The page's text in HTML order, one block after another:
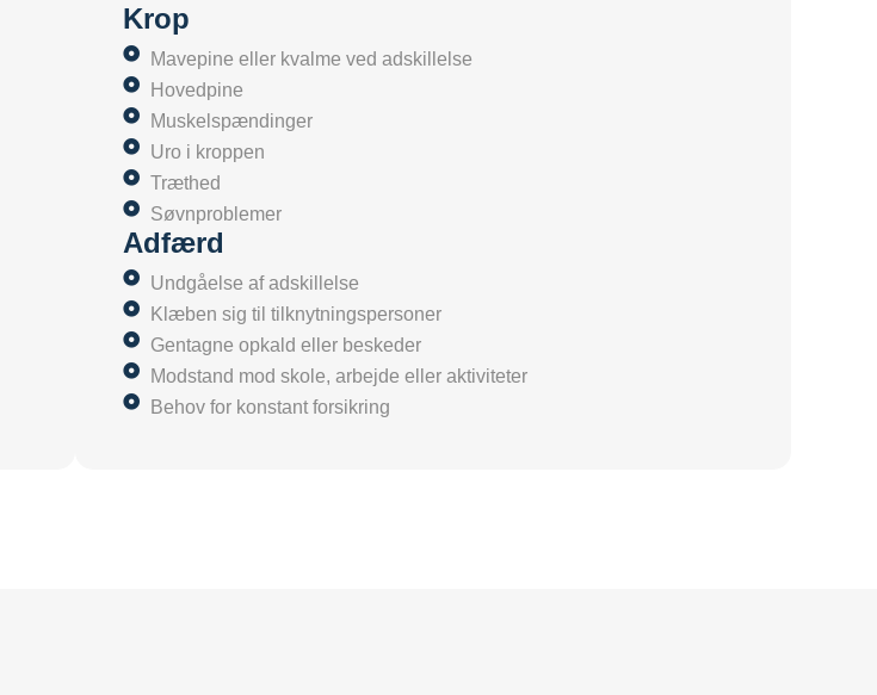
Krop
Mavepine eller kvalme ved adskillelse
Hovedpine
Muskelspændinger
Uro i kroppen
Træthed
Søvnproblemer
Adfærd
Undgåelse af adskillelse
Klæben sig til tilknytningspersoner
Gentagne opkald eller beskeder
Modstand mod skole, arbejde eller aktiviteter
Behov for konstant forsikring